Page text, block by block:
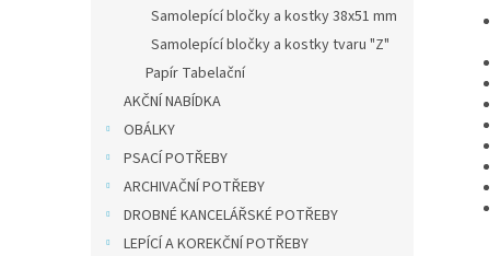
Samolepící bločky a kostky 38x51 mm
Samolepící bločky a kostky tvaru "Z"
Papír Tabelační
AKČNÍ NABÍDKA
OBÁLKY
PSACÍ POTŘEBY
ARCHIVAČNÍ POTŘEBY
DROBNÉ KANCELÁŘSKÉ POTŘEBY
LEPÍCÍ A KOREKČNÍ POTŘEBY